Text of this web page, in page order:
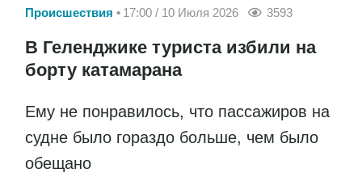
Происшествия 17:00 / 10 Июля 2026 3593
В Геленджике туриста избили на
борту катамарана
Ему не понравилось, что пассажиров на
судне было гораздо больше, чем было
обещано